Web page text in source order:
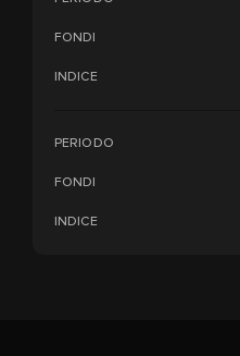
FONDI
INDICE
PERIODO
FONDI
INDICE